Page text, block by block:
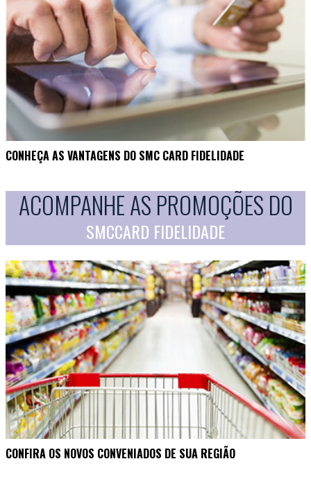
CONHEÇA AS VANTAGENS DO SMC CARD FIDELIDADE
ACOMPANHE AS PROMOÇÕES DO
SMCCARD FIDELIDADE
CONFIRA OS NOVOS CONVENIADOS DE SUA REGIÃO